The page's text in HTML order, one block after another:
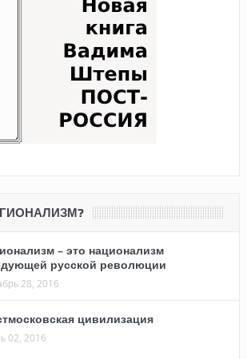
– это национализм
русской революции
28, 2016
цивилизация
02, 2016